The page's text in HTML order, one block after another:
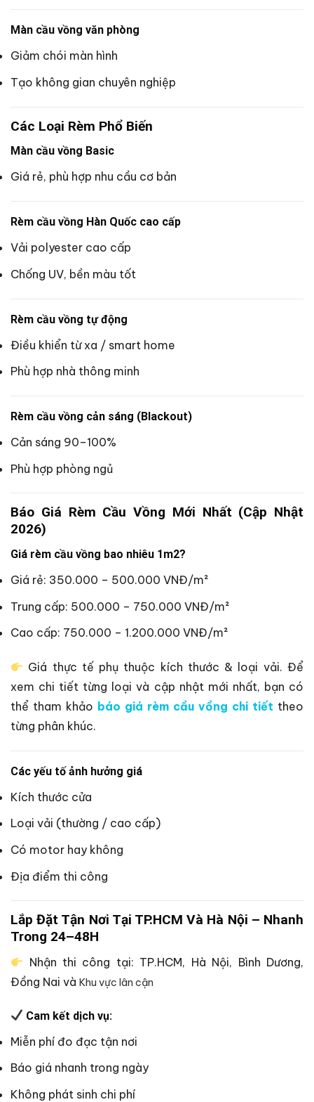
Màn cầu vồng văn phòng
Giảm chói màn hình
Tạo không gian chuyên nghiệp
Các Loại Rèm Phổ Biến
Màn cầu vồng Basic
Giá rẻ, phù hợp nhu cầu cơ bản
Rèm cầu vồng Hàn Quốc cao cấp
Vải polyester cao cấp
Chống UV, bền màu tốt
Rèm cầu vồng tự động
Điều khiển từ xa / smart home
Phù hợp nhà thông minh
Rèm cầu vồng cản sáng (Blackout)
Cản sáng 90–100%
Phù hợp phòng ngủ
Báo Giá Rèm Cầu Vồng Mới Nhất (Cập Nhật
2026)
Giá rèm cầu vồng bao nhiêu 1m2?
Giá rẻ: 350.000 – 500.000 VNĐ/m²
Trung cấp: 500.000 – 750.000 VNĐ/m²
Cao cấp: 750.000 – 1.200.000 VNĐ/m²
Giá thực tế phụ thuộc kích thước & loại vải. Để
xem chi tiết từng loại và cập nhật mới nhất, bạn có
thể tham khảo báo giá rèm cầu vồng chi tiết theo
từng phân khúc.
Các yếu tố ảnh hưởng giá
Kích thước cửa
Loại vải (thường / cao cấp)
Có motor hay không
Địa điểm thi công
Lắp Đặt Tận Nơi Tại TP.HCM Và Hà Nội – Nhanh
Trong 24–48H
Nhận thi công tại: TP.HCM, Hà Nội, Bình Dương,
Đồng Nai và Khu vực lân cận
Cam kết dịch vụ:
Miễn phí đo đạc tận nơi
Báo giá nhanh trong ngày
Không phát sinh chi phí